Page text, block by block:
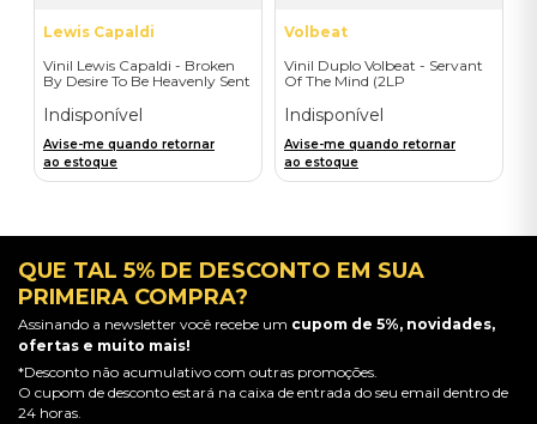
Lewis Capaldi
Vinil Lewis Capaldi - Broken
By Desire To Be Heavenly Sent
Indisponível
Avise-me quando retornar
ao estoque
Volbeat
Vinil Duplo Volbeat - Servant
Of The Mind (2LP
Importado
Indisponível
Avise-me quando retornar
ao estoque
QUE TAL 5% DE DESCONTO EM SUA
PRIMEIRA COMPRA?
Assinando a newsletter você recebe um cupom de 5%, novidades,
ofertas e muito mais!
*Desconto não acumulativo com outras promoções.
O cupom de desconto estará na caixa de entrada do seu email dentro de
24 horas.